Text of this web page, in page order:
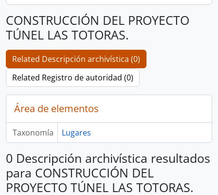
CONSTRUCCIÓN DEL PROYECTO
TÚNEL LAS TOTORAS.
Related Descripción archivística (0)
Related Registro de autoridad (0)
Área de elementos
Taxonomía Lugares
0 Descripción archivística resultados
para CONSTRUCCIÓN DEL
PROYECTO TÚNEL LAS TOTORAS.